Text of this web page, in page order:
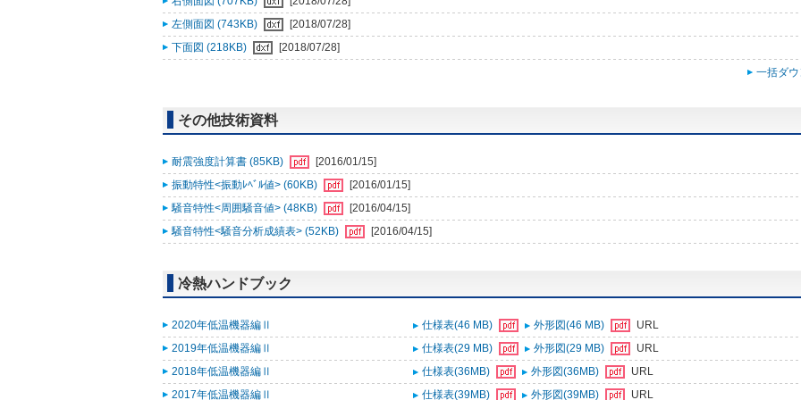
左側面図 (743KB)
[2018/07/28]
下面図 (218KB)
[2018/07/28]
一括ダ
その他技術資料
耐震強度計算書 (85KB)
[2016/01/15]
振動特性<振動ﾚﾍﾞﾙ値> (60KB)
[2016/01/15]
騒音特性<周囲騒音値> (48KB)
[2016/04/15]
騒音特性<騒音分析成績表> (52KB)
[2016/04/15]
冷熱ハンドブック
2020年低温機器編Ⅱ 仕様表(46 MB) 外形図(46 MB)
URL
2019年低温機器編Ⅱ
仕様表(29 MB) 外形図(29 MB)
URL
2018年低温機器編Ⅱ
仕様表(36MB) 外形図(36MB)
URL
2017年低温機器編Ⅱ
仕様表(39MB) 外形図(39MB) URL